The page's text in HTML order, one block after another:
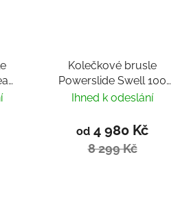
Kolečkové brusle
Powerslide Swell 100
Citrus Trinity
Ihned k odeslání
od 4 980 Kč
8 299 Kč